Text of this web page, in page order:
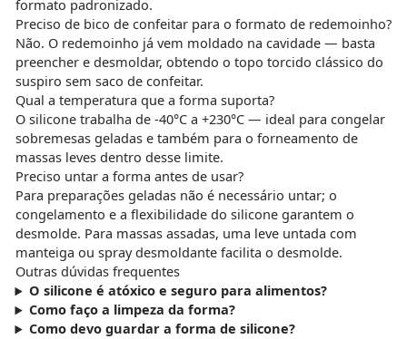
formato padronizado.
Preciso de bico de confeitar para o formato de redemoinho?
Não. O redemoinho já vem moldado na cavidade — basta
preencher e desmoldar, obtendo o topo torcido clássico do
suspiro sem saco de confeitar.
Qual a temperatura que a forma suporta?
O silicone trabalha de -40°C a +230°C — ideal para congelar
sobremesas geladas e também para o forneamento de
massas leves dentro desse limite.
Preciso untar a forma antes de usar?
Para preparações geladas não é necessário untar; o
congelamento e a flexibilidade do silicone garantem o
desmolde. Para massas assadas, uma leve untada com
manteiga ou spray desmoldante facilita o desmolde.
Outras dúvidas frequentes
O silicone é atóxico e seguro para alimentos?
Como faço a limpeza da forma?
Como devo guardar a forma de silicone?